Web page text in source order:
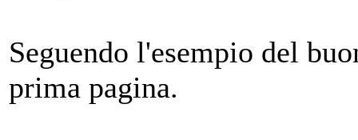
Seguendo l'esempio del
prima pagina.